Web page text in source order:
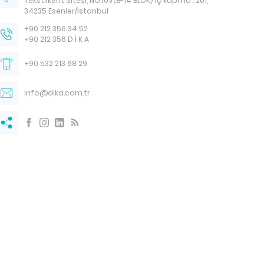
Otomatik taslak
Referanslar
SAUNA MALZEMELERİ
Kristal Mentol
34235 Esenler/İstanbul
+90 212 356 34 52
+90 212 356 D İ K A
+90 532 213 68 29
info@dika.com.tr